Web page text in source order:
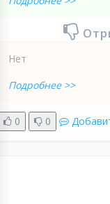
Нет
Подробнее >>
0 0